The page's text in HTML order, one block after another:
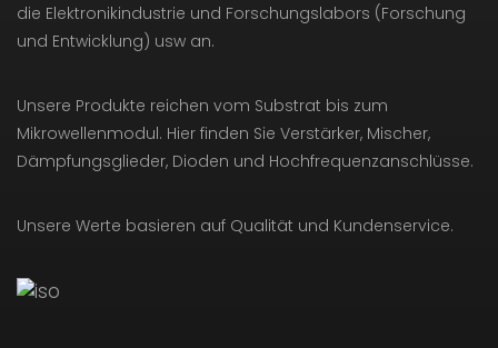
die Elektronikindustrie und Forschungslabors (Forschung
und Entwicklung) usw an.
Unsere Produkte reichen vom Substrat bis zum
Mikrowellenmodul. Hier finden Sie Verstärker, Mischer,
Dämpfungsglieder, Dioden und Hochfrequenzanschlüsse.
Unsere Werte basieren auf Qualität und Kundenservice.